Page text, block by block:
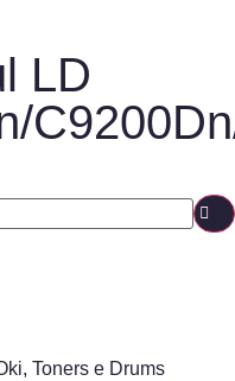
LD
, Toners e Drums